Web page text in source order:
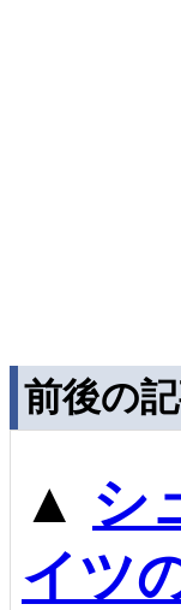
前後の
▲ シ
イツ